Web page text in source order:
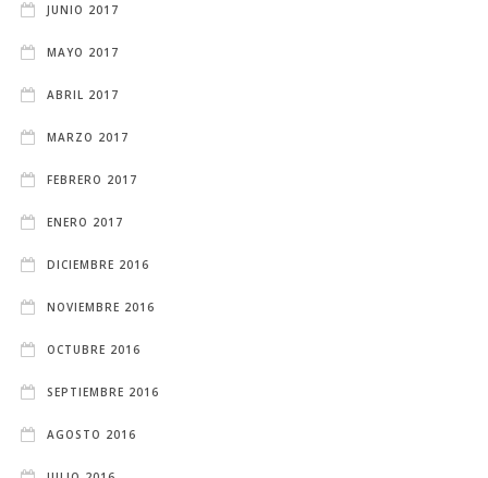
JUNIO 2017
MAYO 2017
ABRIL 2017
MARZO 2017
FEBRERO 2017
ENERO 2017
DICIEMBRE 2016
NOVIEMBRE 2016
OCTUBRE 2016
SEPTIEMBRE 2016
AGOSTO 2016